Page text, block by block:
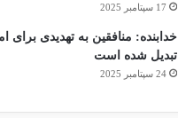
17 سپتامبر 2025
خدابنده: منافقین به تهدیدی برای
تبدیل شده است
24 سپتامبر 2025